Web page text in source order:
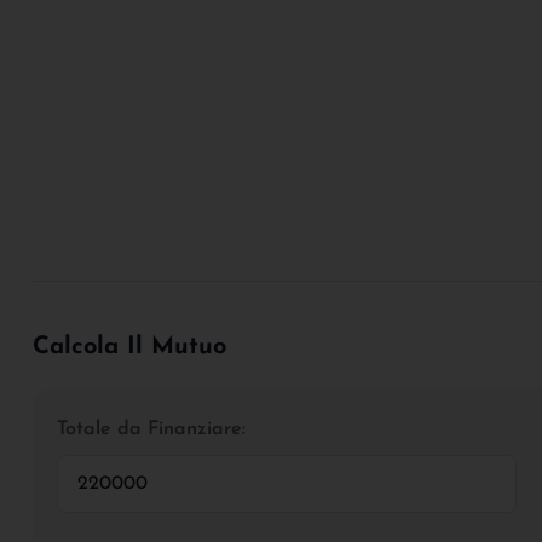
Calcola Il Mutuo
Totale da Finanziare: